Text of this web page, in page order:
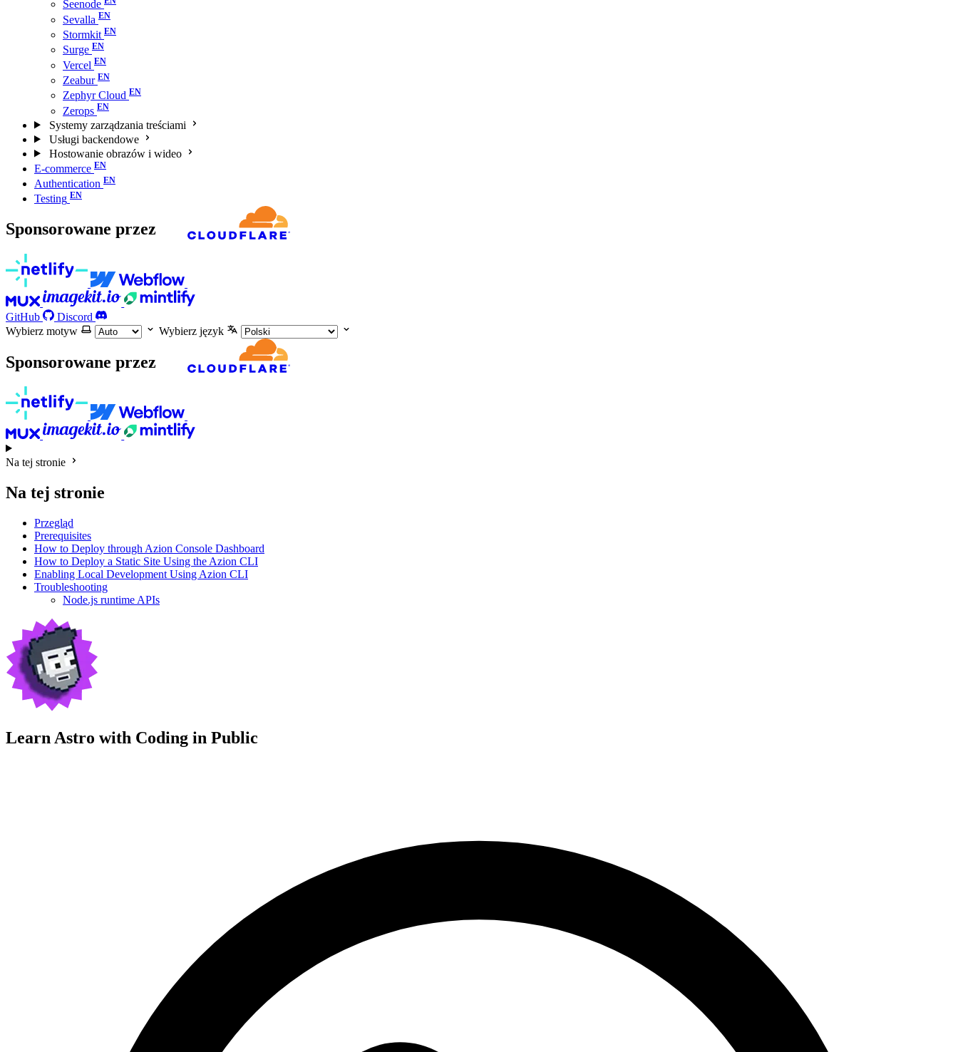
Seenode
Sevalla
Stormkit
Surge
Vercel
Zeabur
Zephyr Cloud
Zerops
Systemy zarządzania treściami
Usługi backendowe
Hostowanie obrazów i wideo
E-commerce
Authentication
Testing
Sponsorowane przez
GitHub
Discord
Wybierz motyw
Wybierz język
Sponsorowane przez
Na tej stronie
Na tej stronie
Przegląd
Prerequisites
How to Deploy through Azion Console Dashboard
How to Deploy a Static Site Using the Azion CLI
Enabling Local Development Using Azion CLI
Troubleshooting
Node.js runtime APIs
Learn Astro with Coding in Public